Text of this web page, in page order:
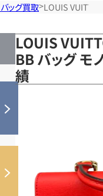
バッグ買取 LOUIS
LOUIS
BB バッグ モ
績